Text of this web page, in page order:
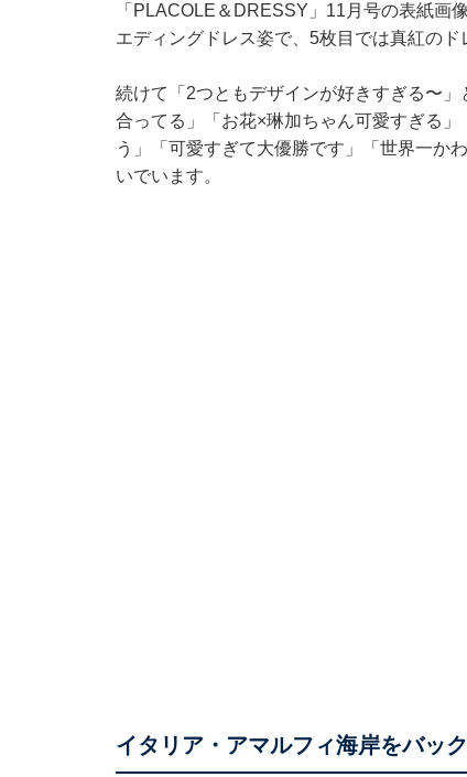
「PLACOLE＆DRESSY」11月号の表紙画
エディングドレス姿で、5枚目では真紅の
続けて「2つともデザインが好きすぎる〜
合ってる」「お花×琳加ちゃん可愛すぎる
う」「可愛すぎて大優勝です」「世界一か
いでいます。
イタリア・アマルフィ海岸をバッ